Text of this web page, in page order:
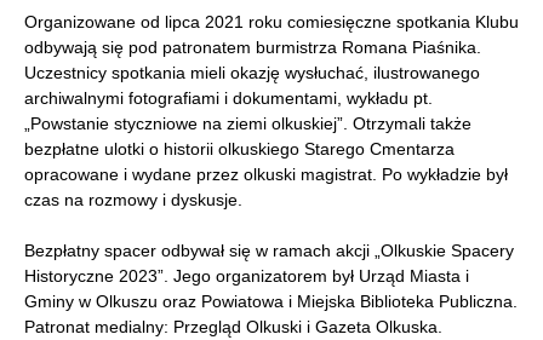
Organizowane od lipca 2021 roku comiesięczne spotkania Klubu
odbywają się pod patronatem burmistrza Romana Piaśnika.
Uczestnicy spotkania mieli okazję wysłuchać, ilustrowanego
archiwalnymi fotografiami i dokumentami, wykładu pt.
„Powstanie styczniowe na ziemi olkuskiej”. Otrzymali także
bezpłatne ulotki o historii olkuskiego Starego Cmentarza
opracowane i wydane przez olkuski magistrat. Po wykładzie był
czas na rozmowy i dyskusje.
Bezpłatny spacer odbywał się w ramach akcji „Olkuskie Spacery
Historyczne 2023”. Jego organizatorem był Urząd Miasta i
Gminy w Olkuszu oraz Powiatowa i Miejska Biblioteka Publiczna.
Patronat medialny: Przegląd Olkuski i Gazeta Olkuska.